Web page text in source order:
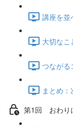
講座を並
大切な
つながる
まとめ
第1回 おわり